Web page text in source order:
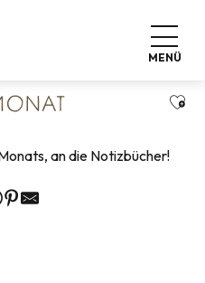
MENÜ
Veranstaltungskalender
an die Notizbücher!